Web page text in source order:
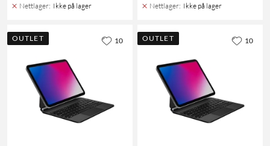
Nettlager: Ikke på lager Nettlager: Ikke på lager
OUTLET 10 OUTLET 10